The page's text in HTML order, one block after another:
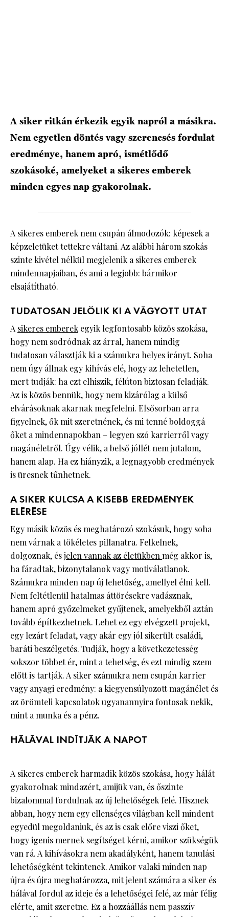
A siker ritkán érkezik egyik napról a másikra.
Nem egyetlen döntés vagy szerencsés fordulat
eredménye, hanem apró, ismétlődő
szokásoké, amelyeket a sikeres emberek
minden egyes nap gyakorolnak.
A sikeres emberek nem csupán álmodozók: képesek a
képzeletüket tettekre váltani. Az alábbi három szokás
szinte kivétel nélkül megjelenik a sikeres emberek
mindennapjaiban, és ami a legjobb: bármikor
elsajátítható.
TUDATOSAN JELÖLIK KI A VÁGYOTT UTAT
A sikeres emberek egyik legfontosabb közös szokása,
hogy nem sodródnak az árral, hanem mindig
tudatosan választják ki a számukra helyes irányt. Soha
nem úgy állnak egy kihívás elé, hogy az lehetetlen,
mert tudják: ha ezt elhiszik, félúton biztosan feladják.
Az is közös bennük, hogy nem kizárólag a külső
elvárásoknak akarnak megfelelni. Elsősorban arra
figyelnek, ők mit szeretnének, és mi tenné boldoggá
őket a mindennapokban – legyen szó karrierről vagy
magánéletről. Úgy vélik, a belső jóllét nem jutalom,
hanem alap. Ha ez hiányzik, a legnagyobb eredmények
is üresnek tűnhetnek.
A SIKER KULCSA A KISEBB EREDMÉNYEK
ELÉRÉSE
Egy másik közös és meghatározó szokásuk, hogy soha
nem várnak a tökéletes pillanatra. Felkelnek,
dolgoznak, ésjelen vannak az életükbenmég akkor is,
ha fáradtak, bizonytalanok vagy motiválatlanok.
Számukra minden nap új lehetőség, amellyel élni kell.
Nem feltétlenül hatalmas áttörésekre vadásznak,
hanem apró győzelmeket gyűjtenek, amelyekből aztán
tovább építkezhetnek. Lehet ez egy elvégzett projekt,
egy lezárt feladat, vagy akár egy jól sikerült családi,
baráti beszélgetés. Tudják, hogy a következetesség
sokszor többet ér, mint a tehetség, és ezt mindig szem
előtt is tartják. A siker számukra nem csupán karrier
vagy anyagi eredmény: a kiegyensúlyozott magánélet és
az örömteli kapcsolatok ugyanannyira fontosak nekik,
mint a munka és a pénz.
HÁLÁVAL INDÍTJÁK A NAPOT
A sikeres emberek harmadik közös szokása, hogy hálát
gyakorolnak mindazért, amijük van, és őszinte
bizalommal fordulnak az új lehetőségek felé. Hisznek
abban, hogy nem egy ellenséges világban kell mindent
egyedül megoldaniuk, és az is csak előre viszi őket,
hogy igenis mernek segítséget kérni, amikor szükségük
van rá. A kihívásokra nem akadályként, hanem tanulási
lehetőségként tekintenek. Amikor valaki minden nap
újra és újra meghatározza, mit jelent számára a siker és
hálával fordul az ideje és a lehetőségei felé, az már félig
elérte, amit szeretne. Ez a hozzáállás nem passzív